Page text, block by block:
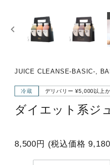
JUICE CLEANSE-BASIC-,
冷蔵 デリバリー ¥5,000以上
ダイエット系ジ
8,500円 (税込価格